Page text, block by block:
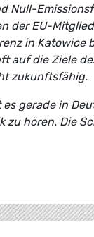
Null-
der EU-
in Katowice
auf die Ziele
zukunftsfähig.
gerade in
zu hören. Die